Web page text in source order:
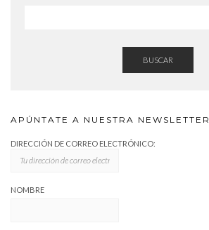
BUSCAR
APÚNTATE A NUESTRA NEWSLETTER
DIRECCIÓN DE CORREO ELECTRÓNICO:
NOMBRE